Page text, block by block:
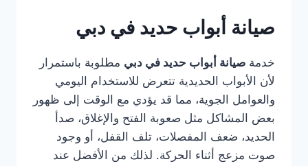
صيانة أبواب حديد في دبي
خدمة صيانة أبواب حديد في دبي مطلوبة باستمرار
لأن الأبواب الحديدية تتعرض للاستخدام اليومي
والعوامل الجوية، مما قد يؤدي مع الوقت إلى ظهور
بعض المشاكل مثل صعوبة الفتح والإغلاق، صدأ
الحديد، ضعف المفصلات، تلف القفل، أو وجود
صوت مزعج أثناء الحركة. لذلك من الأفضل عند